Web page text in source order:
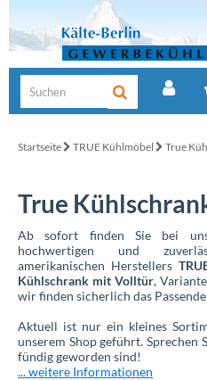
Startseite TRUE Kühlmöbel True
True
Ab sofort finden Sie bei
hochwertigen und
amerikanischen Herstellers
Kühlschrank mit Volltür,
wir finden sicherlich das
Aktuell ist nur ein kleines
unserem Shop geführt. Sprechen
fündig geworden sind!
... weitere Informationen